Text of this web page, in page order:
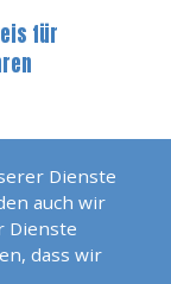
für
Dienste
auch wir
Dienste
dass wir